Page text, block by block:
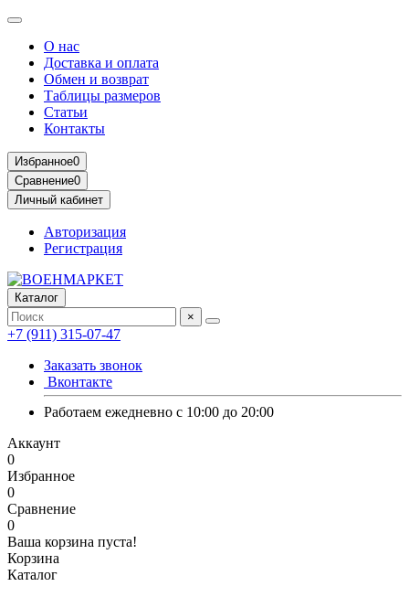
О нас
Доставка и оплата
Обмен и возврат
Таблицы размеров
Статьи
Контакты
Избранное0
Сравнение0
Личный кабинет
Авторизация
Регистрация
Каталог
×
+7 (911) 315-07-47
Заказать звонок
Вконтакте
Работаем ежедневно с 10:00 до 20:00
Аккаунт
0
Избранное
0
Сравнение
0
Ваша корзина пуста!
Корзина
Каталог